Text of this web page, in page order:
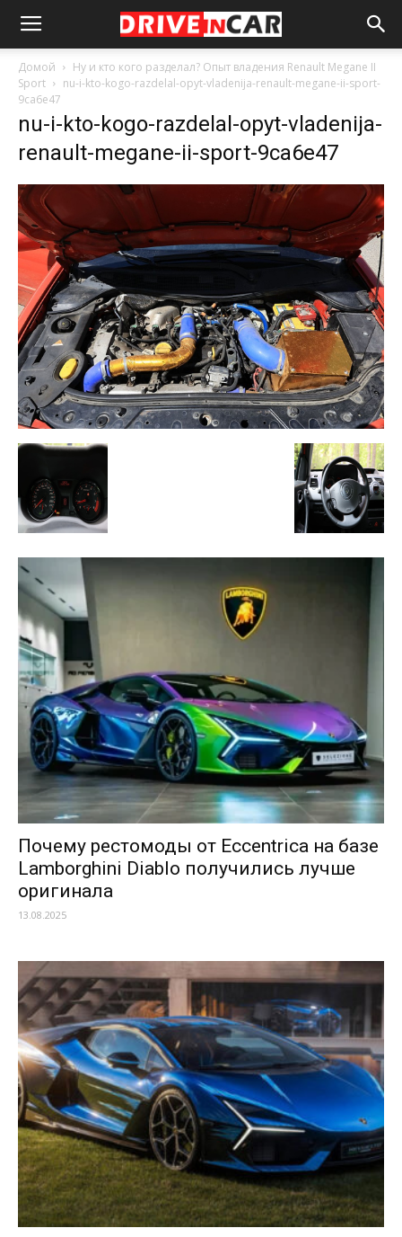
Домой
Ну и кто кого разделал? Опыт владения Renault Megane II
Sport
nu-i-kto-kogo-razdelal-opyt-vladenija-renault-megane-ii-sport-
9ca6e47
nu-i-kto-kogo-razdelal-opyt-vladenija-
renault-megane-ii-sport-9ca6e47
Почему рестомоды от Eccentrica на базе
Lamborghini Diablo получились лучше
оригинала
13.08.2025